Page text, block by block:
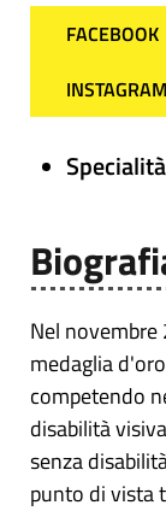
FACEBOOK
INSTAGRAM
Nel
medaglia
competendo
disabilità
senza
punto di vista